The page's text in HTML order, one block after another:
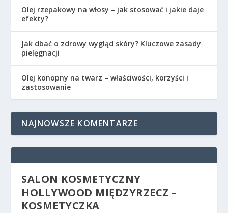
Olej rzepakowy na włosy – jak stosować i jakie daje
efekty?
Jak dbać o zdrowy wygląd skóry? Kluczowe zasady
pielęgnacji
Olej konopny na twarz – właściwości, korzyści i
zastosowanie
NAJNOWSZE KOMENTARZE
SALON KOSMETYCZNY
HOLLYWOOD MIĘDZYRZECZ –
KOSMETYCZKA